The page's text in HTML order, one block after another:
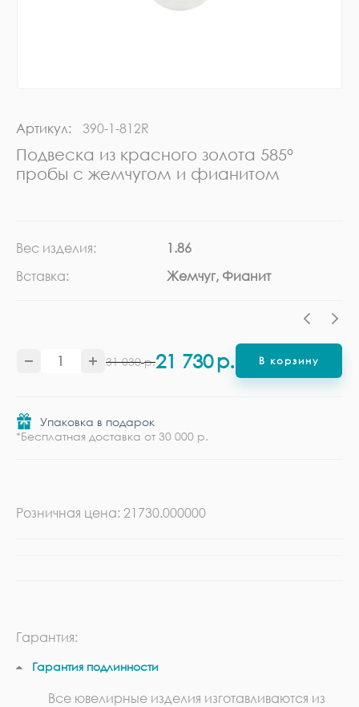
Артикул: 390-1-812R
Подвеска из красного золота 585°
пробы с жемчугом и фианитом
Вес изделия:
1.86
Вставка:
Жемчуг, Фианит
31 030 р.21 730р. В корзину
Упаковка в подарок
*Бесплатная доставка от 30 000 р.
Розничная цена: 21730.000000
Гарантия:
Гарантия подлинности
Все ювелирные изделия изготавливаются из